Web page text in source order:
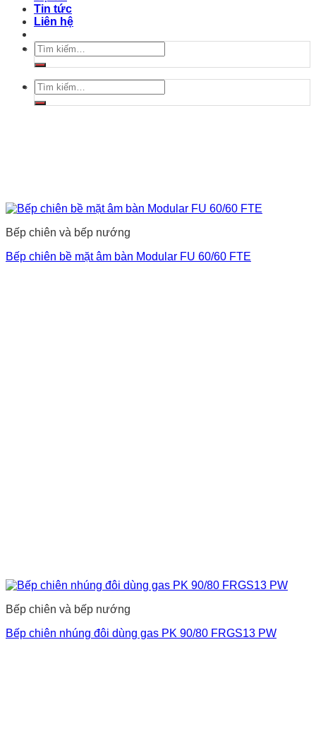
Tin tức
Liên hệ
Tìm
kiếm:
Tìm
kiếm:
Bếp chiên và bếp nướng
Bếp chiên bề mặt âm bàn Modular FU 60/60 FTE
Bếp chiên và bếp nướng
Bếp chiên nhúng đôi dùng gas PK 90/80 FRGS13 PW